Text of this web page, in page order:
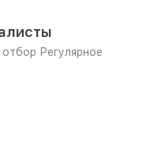
отбор Регулярное